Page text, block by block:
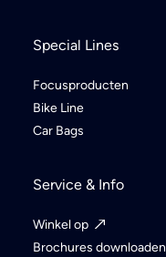
Special Lines
Focusproducten
Bike Line
Car Bags
Service & Info
Winkel op
Brochures downloaden